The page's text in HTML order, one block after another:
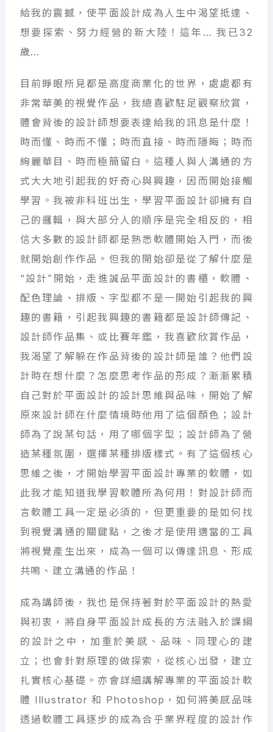
給我的震撼，使平面設計成為人生中渴望抵達、
想要探索、努力經營的新大陸！這年… 我已32
歲…
目前睜眼所見都是高度商業化的世界，處處都有
非常華美的視覺作品，我總喜歡駐足觀察欣賞，
體會背後的設計師想要表達給我的訊息是什麼！
時而懂、時而不懂；時而直接、時而隱晦；時而
絢麗華目、時而極簡留白。這種人與人溝通的方
式大大地引起我的好奇心與興趣，因而開始接觸
學習。我被非科班出生，學習平面設計卻擁有自
己的邏輯，與大部分人的順序是完全相反的，相
信大多數的設計師都是熟悉軟體開始入門，而後
就開始創作作品。但我的開始卻是從了解什麼是
“設計”開始，走進誠品平面設計的書櫃，軟體、
配色理論、排版、字型都不是一開始引起我的興
趣的書籍，引起我興趣的書籍都是設計師傳記、
設計師作品集、或比賽年鑑，我喜歡欣賞作品，
我渴望了解躲在作品背後的設計師是誰？他們設
計時在想什麼？怎麼思考作品的形成？漸漸累積
自己對於平面設計的設計思維與品味，開始了解
原來設計師在什麼情境時他用了這個顏色；設計
師為了說某句話，用了哪個字型；設計師為了營
造某種氛圍，選擇某種排版樣式。有了這個核心
思維之後，才開始學習平面設計專業的軟體，如
此我才能知道我學習軟體所為何用！對設計師而
言軟體工具一定是必須的，但更重要的是如何找
到視覺溝通的關鍵點，之後才是使用適當的工具
將視覺產生出來，成為一個可以傳達訊息、形成
共鳴、建立溝通的作品！
成為講師後，我也是保持著對於平面設計的熱愛
與初衷，將自身平面設計成長的方法融入於課綱
的設計之中，加重於美感、品味、同理心的建
立；也會針對原理的做探索，從核心出發，建立
扎實核心基礎。亦會詳細講解專業的平面設計軟
體 Illustrator 和 Photoshop，如何將美感品味
透過軟體工具逐步的成為合乎業界程度的設計作